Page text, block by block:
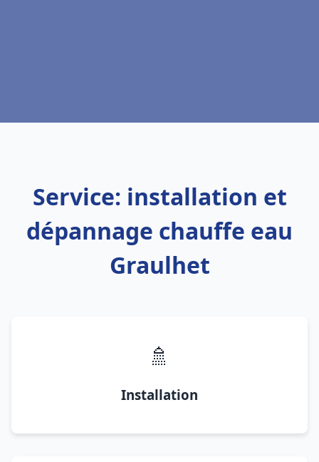
Service: installation et
dépannage chauffe eau
Graulhet
🚿
Installation